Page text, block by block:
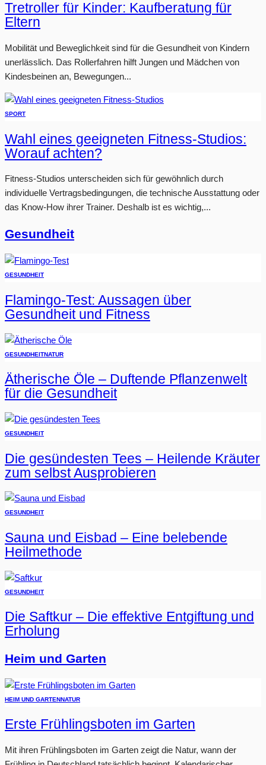
Tretroller für Kinder: Kaufberatung für
Eltern
Mobilität und Beweglichkeit sind für die Gesundheit von Kindern
unerlässlich. Das Rollerfahren hilft Jungen und Mädchen von
Kindesbeinen an, Bewegungen...
SPORT
Wahl eines geeigneten Fitness-Studios:
Worauf achten?
Fitness-Studios unterscheiden sich für gewöhnlich durch
individuelle Vertragsbedingungen, die technische Ausstattung oder
das Know-How ihrer Trainer. Deshalb ist es wichtig,...
Gesundheit
GESUNDHEIT
Flamingo-Test: Aussagen über
Gesundheit und Fitness
GESUNDHEITNATUR
Ätherische Öle – Duftende Pflanzenwelt
für die Gesundheit
GESUNDHEIT
Die gesündesten Tees – Heilende Kräuter
zum selbst Ausprobieren
GESUNDHEIT
Sauna und Eisbad – Eine belebende
Heilmethode
GESUNDHEIT
Die Saftkur – Die effektive Entgiftung und
Erholung
Heim und Garten
HEIM UND GARTENNATUR
Erste Frühlingsboten im Garten
Mit ihren Frühlingsboten im Garten zeigt die Natur, wann der